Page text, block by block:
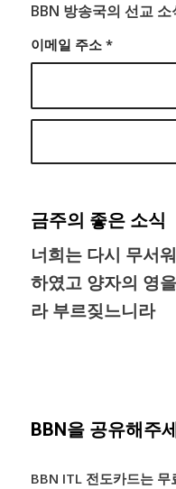
BBN 방송국의 선교
이메일 주소 *
금주의 좋은 소식
너희는 다시 무서
하였고 양자의 영
라 부르짖느니라
BBN을 공유해주
BBN ITL 전도카드는